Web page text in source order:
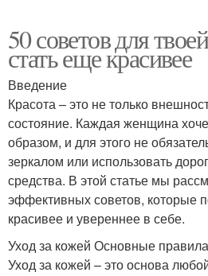
50 советов для
стать еще красивее
Введение
Красота – это не только
состояние. Каждая женщина
образом, и для этого не
зеркалом или использовать
средства. В этой статье мы
эффективных советов, которые
красивее и увереннее в себе.
Уход за кожей Основные правила
Уход за кожей – это основа